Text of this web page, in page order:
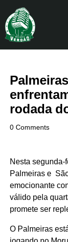
rodada
0 Comments
Nesta segunda-
Palmeiras e
emocionante
válido pela
promete ser
O Palmeiras